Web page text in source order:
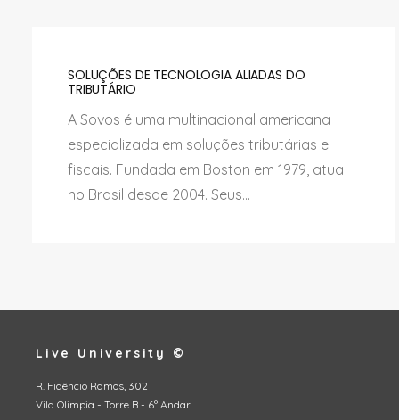
SOLUÇÕES DE TECNOLOGIA ALIADAS DO
TRIBUTÁRIO
A Sovos é uma multinacional americana
especializada em soluções tributárias e
fiscais. Fundada em Boston em 1979, atua
no Brasil desde 2004. Seus...
Live University ©
R. Fidêncio Ramos, 302
Vila Olimpia - Torre B - 6º Andar